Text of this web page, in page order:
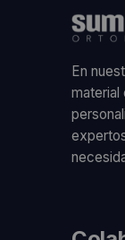
En
material